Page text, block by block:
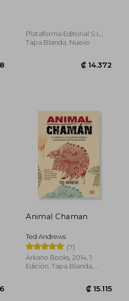
Plataforma Editorial S.L.,
Tapa Blanda, Nuevo
Animal Chaman
Ted Andrews
(7)
Arkano Books, 2014, 1
Edición, Tapa Blanda,